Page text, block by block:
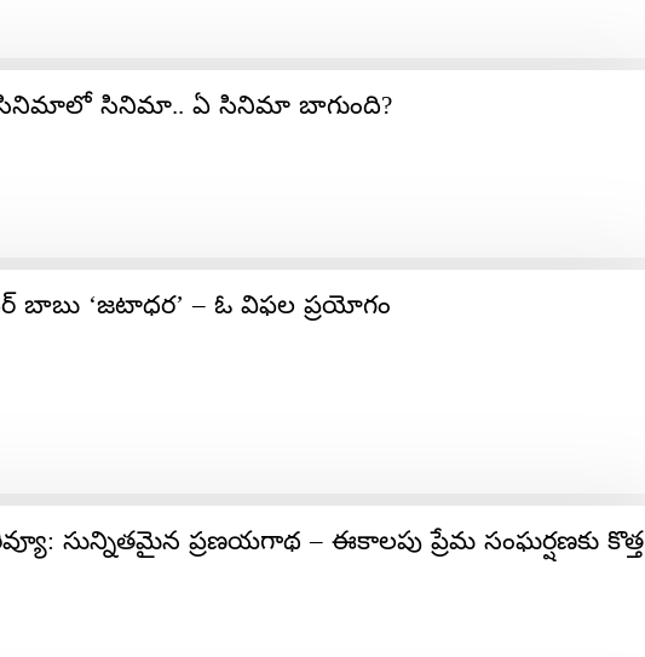
సినిమాలో సినిమా.. ఏ సినిమా బాగుంది?
బాబు ‘జటాధర’ – ఓ విఫల ప్రయోగం
రివ్యూ: సున్నితమైన ప్రణయగాథ – ఈకాలపు ప్రేమ సంఘర్షణకు కొత్త